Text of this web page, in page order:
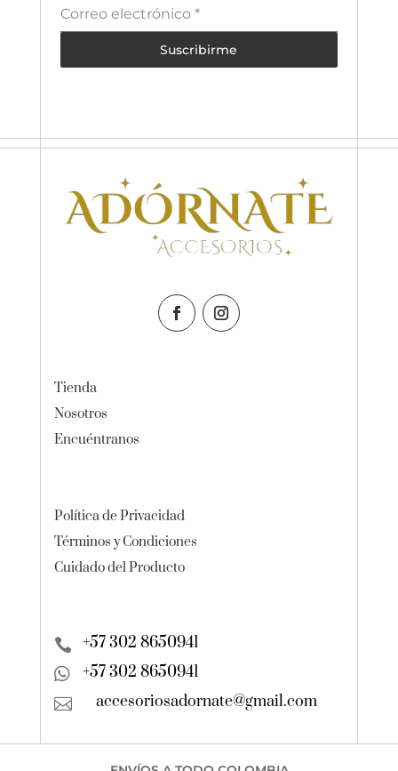
Correo electrónico*
Suscribirme
Tienda
Nosotros
Encuéntranos
Política de Privacidad
Términos y Condiciones
Cuidado del Producto
 +57 302 8650941
 +57 302 8650941
 accesoriosadornate@gmail.com